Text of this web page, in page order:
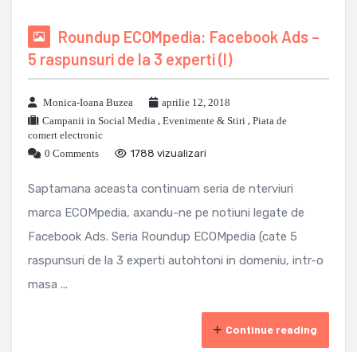
Roundup ECOMpedia: Facebook Ads –
5 raspunsuri de la 3 experti (I)
Monica-Ioana Buzea
aprilie 12, 2018
Campanii in Social Media , Evenimente & Stiri , Piata de
comert electronic
0 Comments
1788 vizualizari
Saptamana aceasta continuam seria de nterviuri
marca ECOMpedia, axandu-ne pe notiuni legate de
Facebook Ads. Seria Roundup ECOMpedia (cate 5
raspunsuri de la 3 experti autohtoni in domeniu, intr-o
masa ...
Continue reading